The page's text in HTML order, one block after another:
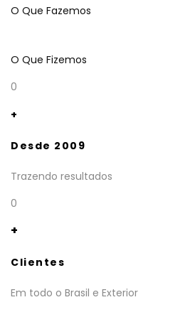
O Que Fazemos
O Que Fizemos
0
+
Desde 2009
Trazendo resultados
0
+
Clientes
Em todo o Brasil e Exterior